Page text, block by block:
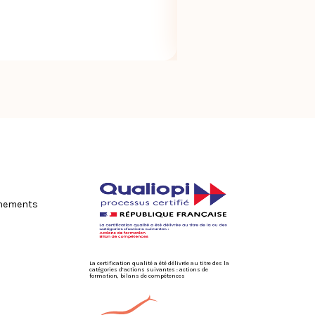
La certification qualité a été délivrée au titre des la
catégories d’actions suivantes : actions de
formation, bilans de compétences